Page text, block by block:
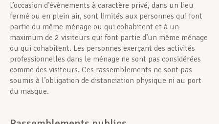
l’occasion d’évènements à caractère privé, dans un lieu
fermé ou en plein air, sont limités aux personnes qui font
partie du même ménage ou qui cohabitent et à un
maximum de 2 visiteurs qui font partie d’un même ménage
ou qui cohabitent. Les personnes exerçant des activités
professionnelles dans le ménage ne sont pas considérées
comme des visiteurs. Ces rassemblements ne sont pas
soumis à l’obligation de distanciation physique ni au port
du masque.